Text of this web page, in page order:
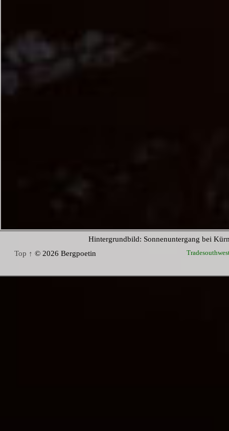
Hintergrundbild: Sonnenuntergang bei
Top ↑ © 2026 Bergpoetin